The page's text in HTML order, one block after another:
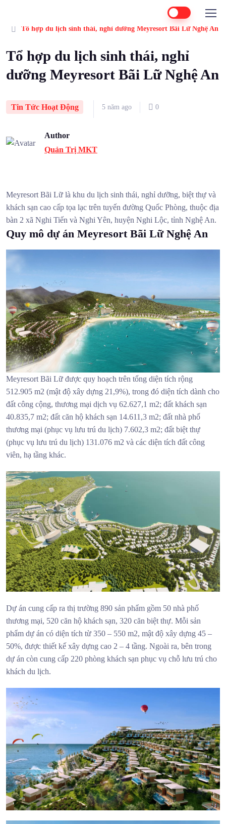
Tổ hợp du lịch sinh thái, nghỉ dưỡng Meyresort Bãi Lữ Nghệ An
Tổ hợp du lịch sinh thái, nghỉ
dưỡng Meyresort Bãi Lữ Nghệ An
Tin Tức Hoạt Động 5 năm ago 0
Author
Quản Trị MKT
Meyresort Bãi Lữ là khu du lịch sinh thái, nghỉ dưỡng, biệt thự và
khách sạn cao cấp tọa lạc trên tuyến đường Quốc Phòng, thuộc địa
bàn 2 xã Nghi Tiến và Nghi Yên, huyện Nghi Lộc, tỉnh Nghệ An.
Quy mô dự án Meyresort Bãi Lữ Nghệ An
Meyresort Bãi Lữ được quy hoạch trên tổng diện tích rộng
512.905 m2 (mật độ xây dựng 21,9%), trong đó diện tích dành cho
đất công cộng, thương mại dịch vụ 62.627,1 m2; đất khách sạn
40.835,7 m2; đất căn hộ khách sạn 14.611,3 m2; đất nhà phố
thương mại (phục vụ lưu trú du lịch) 7.602,3 m2; đất biệt thự
(phục vụ lưu trú du lịch) 131.076 m2 và các diện tích đất công
viên, hạ tầng khác.
Dự án cung cấp ra thị trường 890 sản phẩm gồm 50 nhà phố
thương mại, 520 căn hộ khách sạn, 320 căn biệt thự. Mỗi sản
phẩm dự án có diện tích từ 350 – 550 m2, mật độ xây dựng 45 –
50%, được thiết kế xây dựng cao 2 – 4 tầng. Ngoài ra, bên trong
dự án còn cung cấp 220 phòng khách sạn phục vụ chỗ lưu trú cho
khách du lịch.